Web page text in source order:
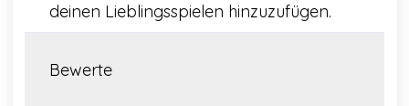
deinen Lieblingsspielen hinzuzufügen.
Bewerte